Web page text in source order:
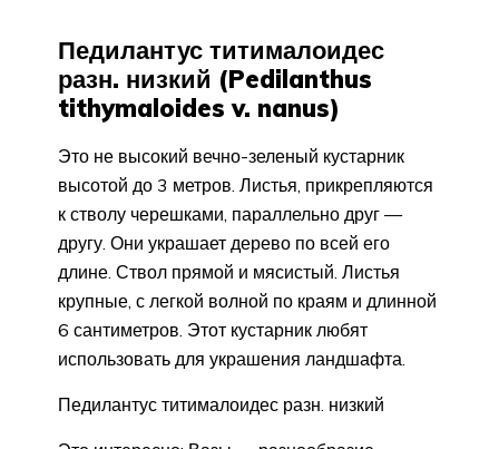
Педилантус титималоидес
разн. низкий (Pedilanthus
tithymaloides v. nanus)
Это не высокий вечно-зеленый кустарник
высотой до 3 метров. Листья, прикрепляются
к стволу черешками, параллельно друг —
другу. Они украшает дерево по всей его
длине. Ствол прямой и мясистый. Листья
крупные, с легкой волной по краям и длинной
6 сантиметров. Этот кустарник любят
использовать для украшения ландшафта.
Педилантус титималоидес разн. низкий